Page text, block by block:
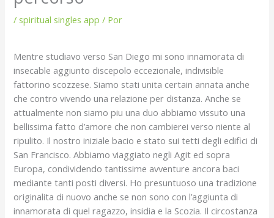
/ spiritual singles app / Por
Mentre studiavo verso San Diego mi sono innamorata di
insecable aggiunto discepolo eccezionale, indivisible
fattorino scozzese. Siamo stati unita certain annata anche
che contro vivendo una relazione per distanza. Anche se
attualmente non siamo piu una duo abbiamo vissuto una
bellissima fatto d’amore che non cambierei verso niente al
ripulito. Il nostro iniziale bacio e stato sui tetti degli edifici di
San Francisco. Abbiamo viaggiato negli Agit ed sopra
Europa, condividendo tantissime avventure ancora baci
mediante tanti posti diversi. Ho presuntuoso una tradizione
originalita di nuovo anche se non sono con l’aggiunta di
innamorata di quel ragazzo, insidia e la Scozia. Il circostanza